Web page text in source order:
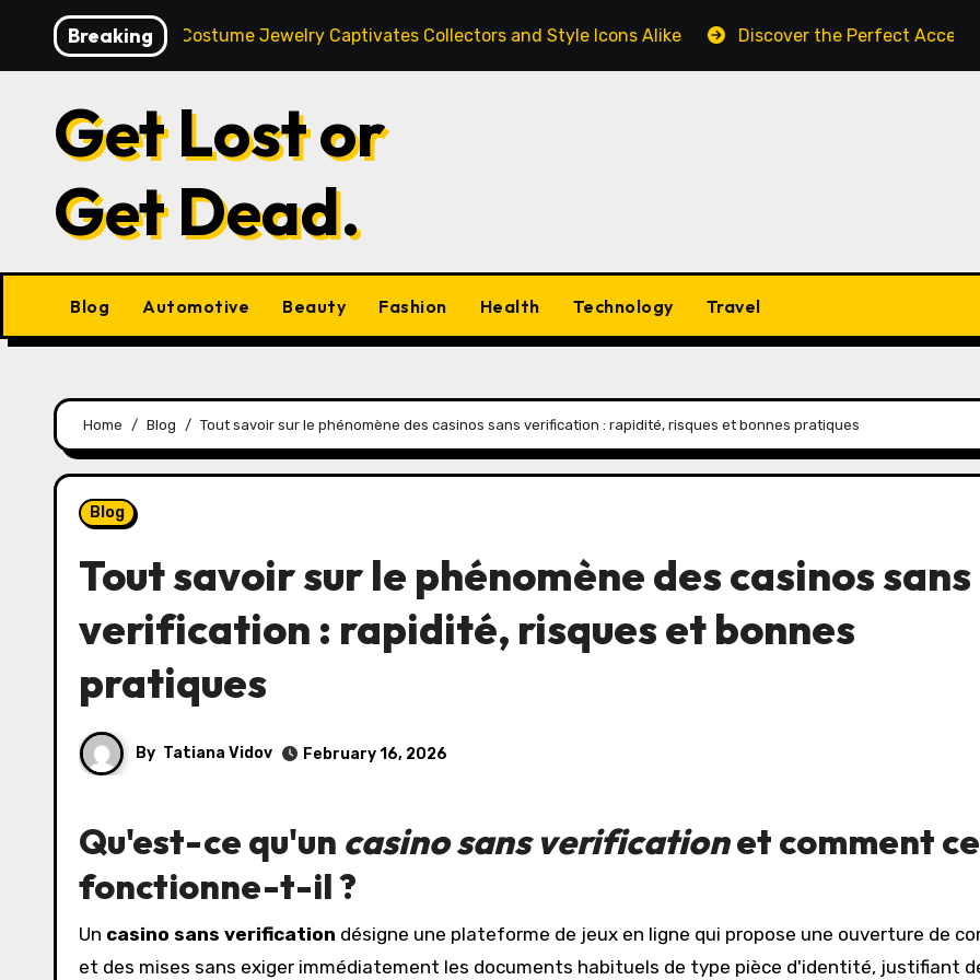
content
Breaking
Vintage Costume Jewelry Captivates Collectors and Style Icons Alike Discover the Perfect Accent: How
Get Lost or
Get Dead.
Blog Automotive Beauty Fashion Health Technology Travel
Home Blog Tout savoir sur le phénomène des casinos sans verification : rapidité, risques et bonnes pratiques
Blog
Tout savoir sur le phénomène des casinos sans
verification : rapidité, risques et bonnes
pratiques
By Tatiana Vidov February 16, 2026
Qu'est-ce qu'un casino sans verificationet comment
fonctionne-t-il ?
Un casino sans verification désigne une plateforme de jeux en ligne qui propose une ouverture de
et des mises sans exiger immédiatement les documents habituels de type pièce d'identité, justifiant